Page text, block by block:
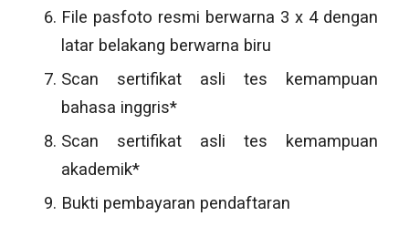
File pasfoto resmi berwarna 3 x 4 dengan
latar belakang berwarna biru
Scan sertifikat asli tes kemampuan
bahasa inggris*
Scan sertifikat asli tes kemampuan
akademik*
Bukti pembayaran pendaftaran